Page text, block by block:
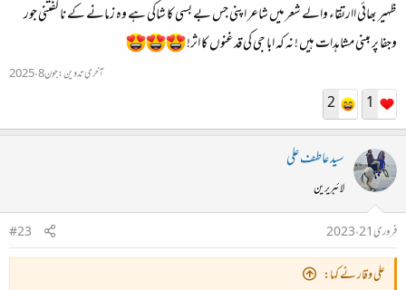
ظہیر بھائی اارتقاء والے شعر میں شاعر اپنی جس بے بسی کا شاکی ہے وہ زمانے کے ناگفتنی جور
وجفا پر مبنی مشاہدات ہیں ! نہ کہ ابا جی کی قدغنوں کا اثر!
آخری تدوین:جون 8، 2025
1
2
سید عاطف علی
لائبریرین
فروری 21، 2023
#23
علی وقار نے کہا: